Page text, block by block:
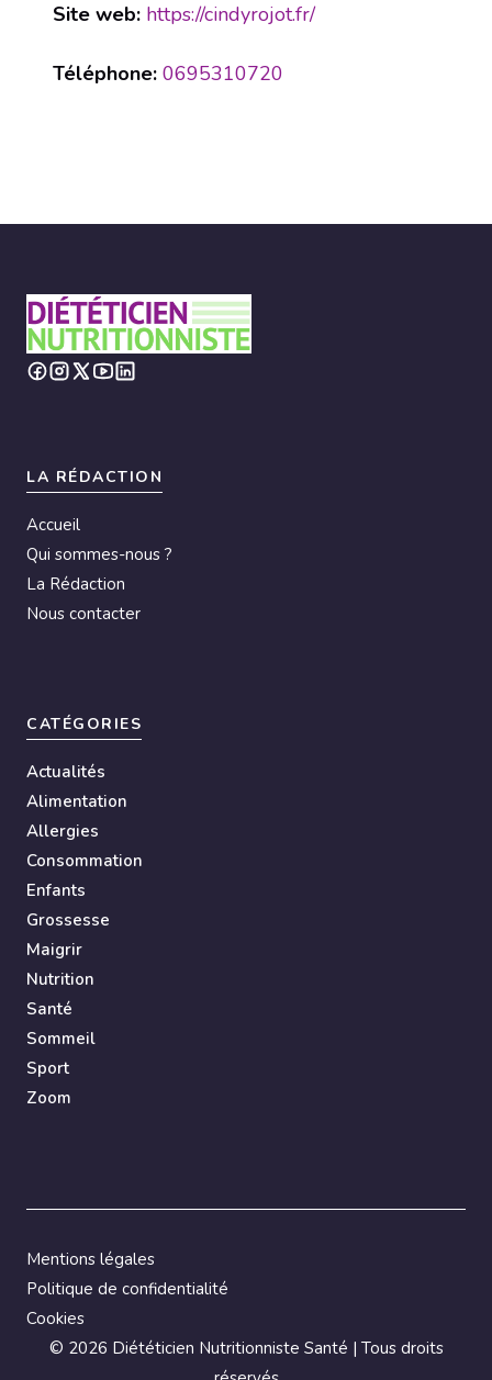
Site web: https://cindyrojot.fr/
Téléphone: 0695310720
LA RÉDACTION
Accueil
Qui sommes-nous ?
La Rédaction
Nous contacter
CATÉGORIES
Actualités
Alimentation
Allergies
Consommation
Enfants
Grossesse
Maigrir
Nutrition
Santé
Sommeil
Sport
Zoom
© 2026 Diététicien Nutritionniste Santé | Tous droits
Mentions légales
Politique de confidentialité
Cookies